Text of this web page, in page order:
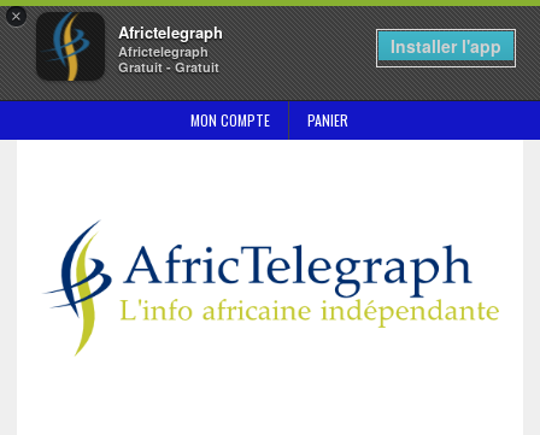
×
Africtelegraph
Africtelegraph
Gratuit - Gratuit
Installer l'app
MON COMPTE PANIER